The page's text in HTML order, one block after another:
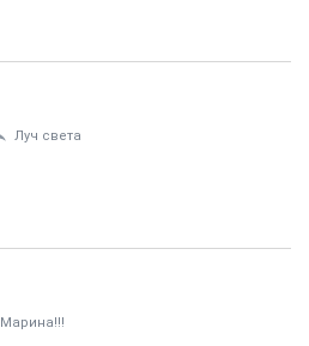
Луч света
Марина!!!